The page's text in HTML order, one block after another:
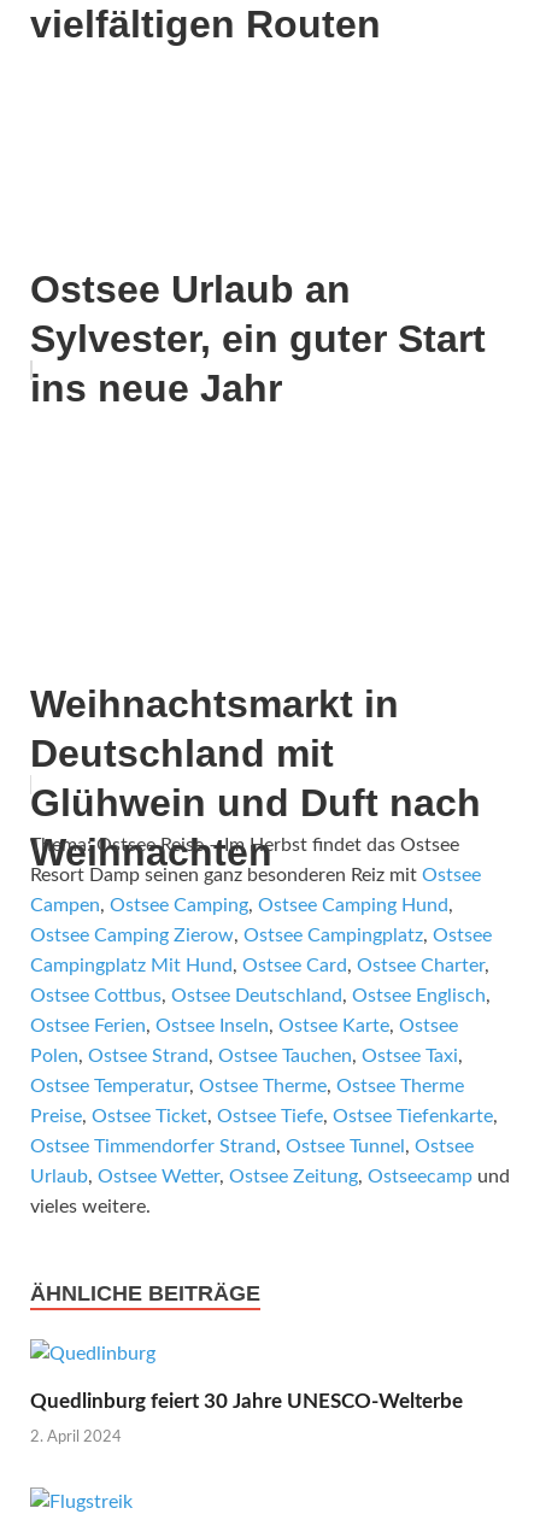
vielfältigen Routen
Ostsee Urlaub an
Sylvester, ein guter Start
ins neue Jahr
Weihnachtsmarkt in
Deutschland mit
Glühwein und Duft nach
Weihnachten
Thema: Ostsee Reise – Im Herbst findet das Ostsee
Resort Damp seinen ganz besonderen Reiz mit Ostsee
Campen, Ostsee Camping, Ostsee Camping Hund,
Ostsee Camping Zierow, Ostsee Campingplatz, Ostsee
Campingplatz Mit Hund, Ostsee Card, Ostsee Charter,
Ostsee Cottbus, Ostsee Deutschland, Ostsee Englisch,
Ostsee Ferien, Ostsee Inseln, Ostsee Karte, Ostsee
Polen, Ostsee Strand, Ostsee Tauchen, Ostsee Taxi,
Ostsee Temperatur, Ostsee Therme, Ostsee Therme
Preise, Ostsee Ticket, Ostsee Tiefe, Ostsee Tiefenkarte,
Ostsee Timmendorfer Strand, Ostsee Tunnel , Ostsee
Urlaub, Ostsee Wetter, Ostsee Zeitung, Ostseecamp und
vieles weitere.
ÄHNLICHE BEITRÄGE
Quedlinburg feiert 30 Jahre UNESCO-Welterbe
2. April 2024